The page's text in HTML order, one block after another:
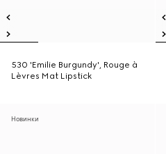
530 'Emilie Burgundy', Rouge à
Lèvres Mat Lipstick
Новинки